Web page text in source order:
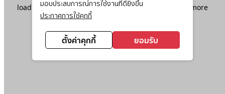
มอบประสบการณ์การใช้งานที่ดียิ่งขึ้น
ประกาศการใช้คุกกี้
ตั้งค่าคุกกี้ ยอมรับ
loadingwww.ktc.co.th(see the browser console
for more
information).